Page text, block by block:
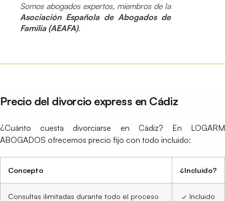
Somos abogados expertos, miembros de la
Asociación Española de Abogados de
Familia (AEAFA).
Precio del divorcio express en Cádiz
¿Cuánto cuesta divorciarse en Cádiz? En LOGARM
ABOGADOS ofrecemos precio fijo con todo incluido:
Concepto ¿Incluido?
Consultas ilimitadas durante todo el proceso ✓ Incluido